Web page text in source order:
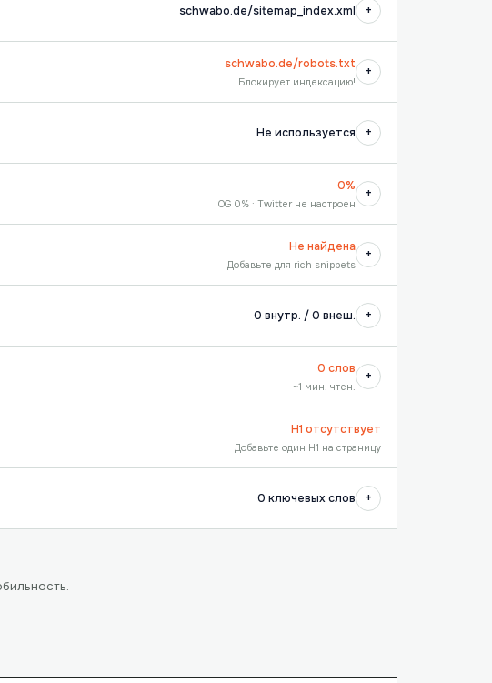
schwabo.de/sitemap_index.xml +
schwabo.de/robots.txt
Блокирует индексацию!
+
Не используется +
0%
OG 0% · Twitter не настроен
+
Не найдена
Добавьте для rich snippets
+
0 внутр. / 0 внеш. +
0 слов
~1 мин. чтен.
+
H1 отсутствует
Добавьте один H1 на страницу
0 ключевых слов +